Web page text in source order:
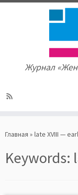
to
Журнал
Главная » late XVIII —
Keywords: